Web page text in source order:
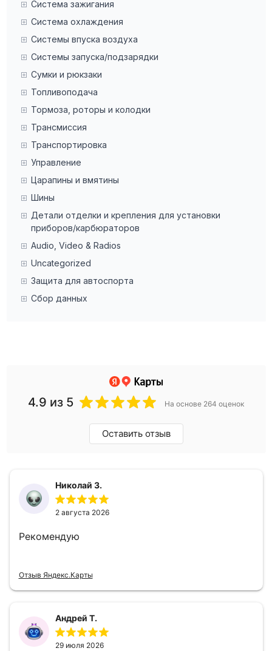
Система зажигания
Система охлаждения
Системы впуска воздуха
Системы запуска/подзарядки
Сумки и рюкзаки
Топливоподача
Тормоза, роторы и колодки
Трансмиссия
Транспортировка
Управление
Царапины и вмятины
Шины
Детали отделки и крепления для установки
приборов/карбюраторов
Audio, Video & Radios
Uncategorized
Защита для автоспорта
Сбор данных
4.9 из 5 На основе 264 оценок
Оставить отзыв
Николай З.
2 августа 2026
Рекомендую
Отзыв Яндекс.Карты
Андрей Т.
29 июля 2026